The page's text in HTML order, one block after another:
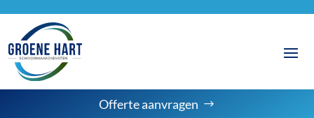
Offerte aanvragen